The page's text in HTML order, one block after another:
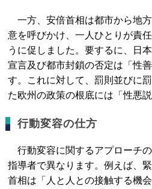
一方、安倍首相は都市から地
意を呼びかけ、一人ひとりが責
うに促しました。要するに、日
宣言及び都市封鎖の否定は「性
す。これに対して、罰則並びに
た欧州の政策の根底には「性悪
行動変容の仕方
行動変容に関するアプローチ
指導者で異なります。例えば、
首相は「人と人との接触する機